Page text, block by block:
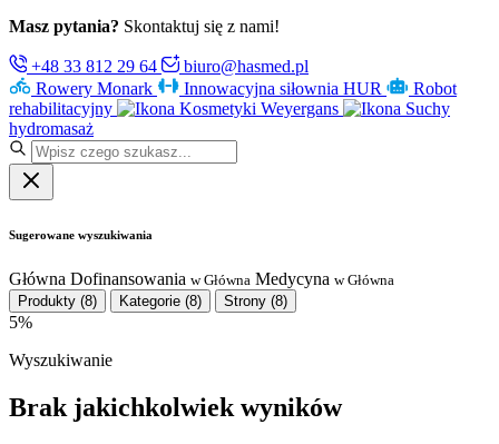
Masz pytania? Skontaktuj się z nami!
+48 33 812 29 64
biuro@hasmed.pl
Rowery Monark
Innowacyjna siłownia HUR
Robot
rehabilitacyjny
Kosmetyki Weyergans
Suchy
hydromasaż
Sugerowane wyszukiwania
Główna Dofinansowania w Główna Medycyna w Główna
Produkty (8) Kategorie (8) Strony (8)
5%
Wyszukiwanie
Brak jakichkolwiek wyników